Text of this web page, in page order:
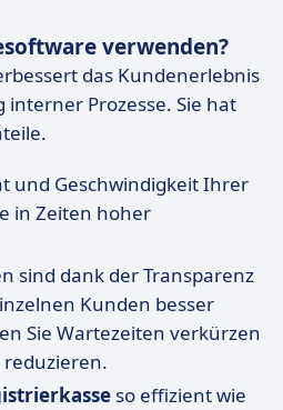
verwenden?
das Kundenerlebnis
Prozesse. Sie hat
und Geschwindigkeit Ihrer
in Zeiten hoher
sind dank der Transparenz
Kunden besser
Sie Wartezeiten verkürzen
reduzieren.
so effizient wie